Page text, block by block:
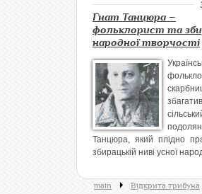
Гнат Танцюра –
фольклорист та
народної творчості
Танцюра, який плідно
збирацькій ниві усної
main Відкрита трибуна